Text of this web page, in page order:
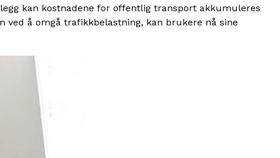
kan kostnadene for offentlig transport akkumuleres
ved å omgå trafikkbelastning, kan brukere nå sine